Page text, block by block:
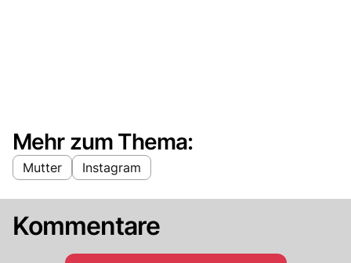
Mehr zum Thema:
Mutter Instagram
Kommentare